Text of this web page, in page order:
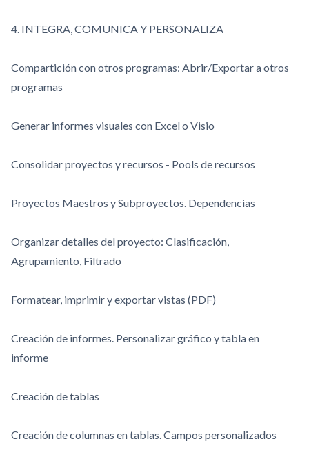
4. INTEGRA, COMUNICA Y PERSONALIZA
Compartición con otros programas: Abrir/Exportar a otros
programas
Generar informes visuales con Excel o Visio
Consolidar proyectos y recursos - Pools de recursos
Proyectos Maestros y Subproyectos. Dependencias
Organizar detalles del proyecto: Clasificación,
Agrupamiento, Filtrado
Formatear, imprimir y exportar vistas (PDF)
Creación de informes. Personalizar gráfico y tabla en
informe
Creación de tablas
Creación de columnas en tablas. Campos personalizados